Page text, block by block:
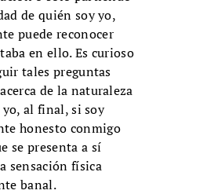
de quién soy yo,
puede reconocer
en ello. Es curioso
tales preguntas
de la naturaleza
al final, si soy
honesto conmigo
se presenta a sí
sensación física
banal.